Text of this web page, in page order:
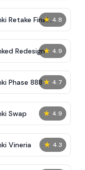
★ 4.8
Retake Final
★ 4.9
Redesign
★ 4.7
Phase 888
★ 4.9
Swap
★ 4.3
Vineria